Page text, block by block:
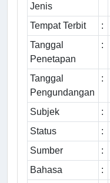
Jenis
Tempat Terbit :
Tanggal
Penetapan
:
Tanggal
Pengundangan
:
Subjek :
Status
:
Sumber :
Bahasa
: